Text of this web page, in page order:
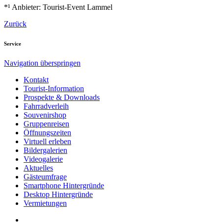
*¹ Anbieter: Tourist-Event Lammel
Zurück
Service
Navigation überspringen
Kontakt
Tourist-Information
Prospekte & Downloads
Fahrradverleih
Souvenirshop
Gruppenreisen
Öffnungszeiten
Virtuell erleben
Bildergalerien
Videogalerie
Aktuelles
Gästeumfrage
Smartphone Hintergründe
Desktop Hintergründe
Vermietungen